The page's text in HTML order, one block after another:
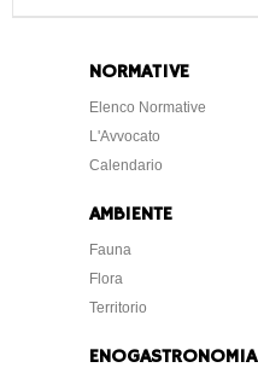
NORMATIVE
Elenco Normative
L'Avvocato
Calendario
AMBIENTE
Fauna
Flora
Territorio
ENOGASTRONOMIA